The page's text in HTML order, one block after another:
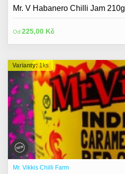
O nás
Blog
Mr. V Habanero Chilli Jam 210g
Od 225,00 Kč
Varianty:1ks
Mr. Vikkis Chilli Farm